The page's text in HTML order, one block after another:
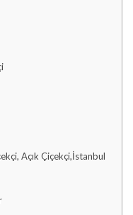
Açık Çiçekçi,İstanbul